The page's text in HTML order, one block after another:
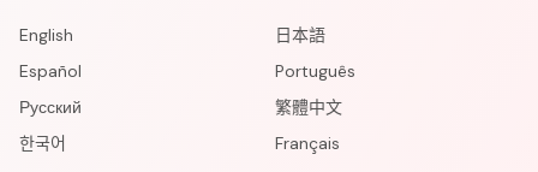
English
日本語
Español
Português
Русский
繁體中文
한국어
Français